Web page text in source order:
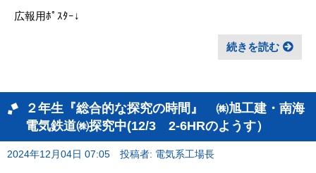
広報用ﾎﾟｽﾀｰ↓
続きを読む
２年生『総合的な探究の時間』 ㈱旭工建・南海
電気鉄道㈱探究中(12/3 2-6HRのようす）
2024年12月04日 07:05 投稿者: 電気系工場長